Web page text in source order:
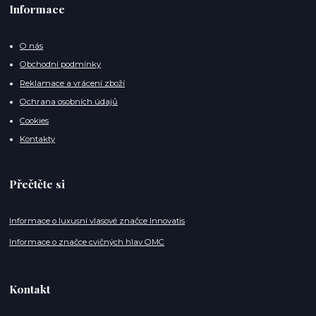
Informace
O nás
Obchodní podmínky
Reklamace a vrácení zboží
Ochrana osobních údajů
Cookies
Kontakty
Přečtěte si
Informace o luxusní vlasové značce Innovatis
Informace o značce cvičných hlav OMC
Kontakt